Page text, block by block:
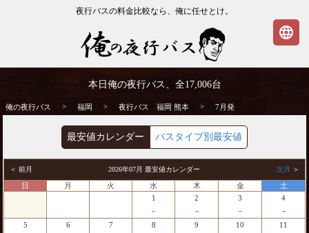
夜行バスの料金比較なら、俺に任せとけ。
| 俺の夜行バス
本日俺の夜行バス、全17,006台
俺の夜行バス > 福岡 > 夜行バス 福岡 熊本 > 7月発
最安値カレンダー バスタイプ別最安値
＜ 前月 2026年07月 最安値カレンダー 次月 ＞
日 月 火 水 木 金
土
1
－
2
－
3
－
4
－
5
6
7
8
9
10
11
language